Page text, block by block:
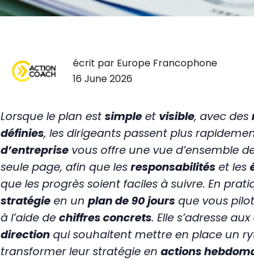
écrit par Europe Francophone
16 June 2026
Lorsque le plan est simpleet visible, avec des
définies, les dirigeants passent plus
d’entreprisevous offre une vue d’ensemble
seule page, afin que les responsabilitéset les
que les progrès soient faciles à suivre. En
stratégieen un plan de 90 joursque vous
à l’aide de chiffres concrets. Elle s’adresse aux
directionqui souhaitent mettre en place un
transformer leur stratégie en actions